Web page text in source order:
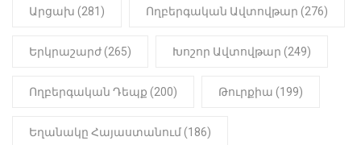
Արցախ (281) Ողբերգական Ավտովթար (276)
Երկրաշարժ (265) Խոշոր Ավտովթար (249)
Ողբերգական Դեպք (200) Թուրքիա (199)
Եղանակը Հայաստանում (186)